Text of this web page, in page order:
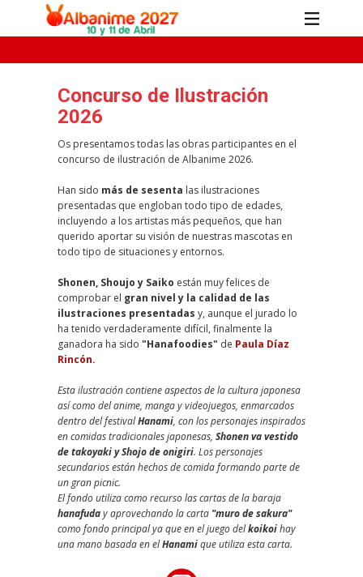
Concurso de Ilustración
2026
Os presentamos todas las obras participantes en el
concurso de ilustración de Albanime 2026.
Han sido más de sesenta las ilustraciones
presentadas que engloban todo tipo de edades,
incluyendo a los artistas más pequeños, que han
querido aportar su visión de nuestras mascotas en
todo tipo de situaciones y entornos.
Shonen, Shoujo y Saiko están muy felices de
comprobar el gran nivel y la calidad de las
ilustraciones presentadas y, aunque el jurado lo
ha tenido verdaderamente difícil, finalmente la
ganadora ha sido "Hanafoodies" de Paula Díaz
Rincón.
Esta ilustración contiene aspectos de la cultura japonesa
así como del anime, manga y videojuegos, enmarcados
dentro del festivalHanami, con los personajes inspirados
en comidas tradicionales japonesas, Shonenva vestido
detakoyaki y Shojo de onigiri. Los personajes
secundarios están hechos de comida formando parte de
un gran picnic.
El fondo utiliza como recurso las cartas de la baraja
hanafuday aprovechando la carta "muro de sakura"
como fondo principal ya que en el juego delkoikoihay
una mano basada en elHanamique utiliza esta carta.